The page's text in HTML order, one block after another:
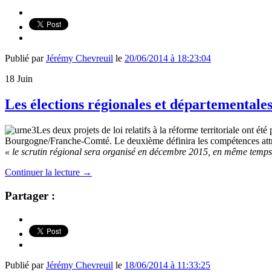
Publié parJérémy Chevreuil le 20/06/2014 à 18:23:04
18 Juin
Les élections régionales et
Les deux projets de loi relatifs à la réforme territoriale ont
Bourgogne/Franche-Comté. Le deuxième définira les compétences
« le scrutin régional sera organisé en décembre 2015, en même
Continuer la lecture →
Partager :
Publié parJérémy Chevreuil le 18/06/2014 à 11:33:25